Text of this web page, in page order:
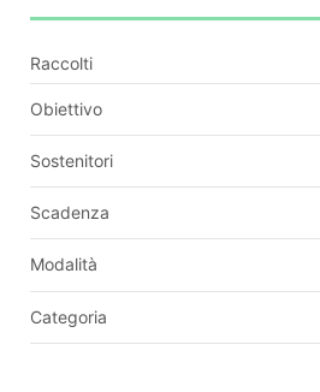
Raccolti
Obiettivo
Sostenitori
Scadenza
Modalità
Categoria